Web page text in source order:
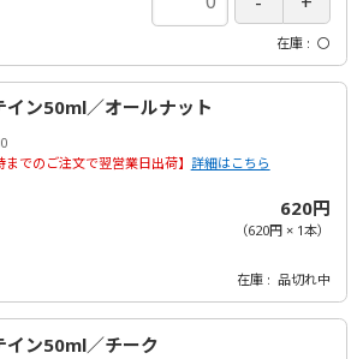
在庫 〇
イン50ml／オールナット
までのご注文で翌営業日出荷】 詳細はこちら
620円
（620円× 1本）
在庫 品切れ中
イン50ml／チーク